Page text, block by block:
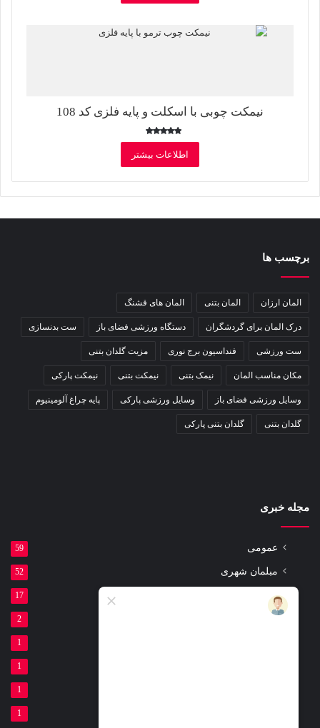
نیمکت چوبی با اسکلت و پایه فلزی کد 108
امتیاز
5.00
از 5
اطلاعات بیشتر
برچسب ها
المان ارزان المان بتنی المان های قشنگ
درک المان برای گردشگران دستگاه ورزشی فضای باز ست بدنسازی
ست ورزشی فنداسیون برج نوری مزیت گلدان بتنی
مکان مناسب المان نیمک بتنی نیمکت بتنی نیمکت پارکی
وسایل ورزشی فضای باز وسایل ورزشی پارکی پایه چراغ آلومینیوم
گلدان بتنی گلدان بتنی پارکی
مجله خبری
عمومی 59
مبلمان شهری 52
مقالات 17
ست ورزشی پارکی 2
1
1
1
1